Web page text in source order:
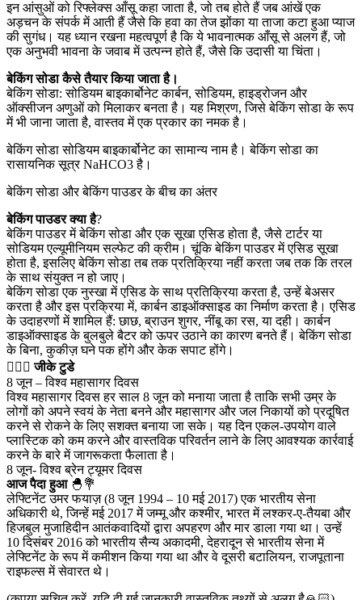
इन आंसुओं को रिफ्लेक्स आँसू कहा जाता है, जो तब होते हैं जब आंखें एक
अड़चन के संपर्क में आती हैं जैसे कि हवा का तेज झोंका या ताजा कटा हुआ प्याज
की सुगंध। यह ध्यान रखना महत्वपूर्ण है कि ये भावनात्मक आँसू से अलग हैं, जो
एक अनुभवी भावना के जवाब में उत्पन्न होते हैं, जैसे कि उदासी या चिंता।
बेकिंग सोडा कैसे तैयार किया जाता है।
बेकिंग सोडा: सोडियम बाइकार्बोनेट कार्बन, सोडियम, हाइड्रोजन और
ऑक्सीजन अणुओं को मिलाकर बनता है। यह मिश्रण, जिसे बेकिंग सोडा के रूप
में भी जाना जाता है, वास्तव में एक प्रकार का नमक है।
बेकिंग सोडा सोडियम बाइकार्बोनेट का सामान्य नाम है। बेकिंग सोडा का
रासायनिक सूत्र NaHCO3 है।
बेकिंग सोडा और बेकिंग पाउडर के बीच का अंतर
बेकिंग पाउडर क्या है?
बेकिंग पाउडर में बेकिंग सोडा और एक सूखा एसिड होता है, जैसे टार्टर या
सोडियम एल्यूमीनियम सल्फेट की क्रीम। चूंकि बेकिंग पाउडर में एसिड सूखा
होता है, इसलिए बेकिंग सोडा तब तक प्रतिक्रिया नहीं करता जब तक कि तरल
के साथ संयुक्त न हो जाए।
बेकिंग सोडा एक नुस्खा में एसिड के साथ प्रतिक्रिया करता है, उन्हें बेअसर
करता है और इस प्रक्रिया में, कार्बन डाइऑक्साइड का निर्माण करता है। एसिड
के उदाहरणों में शामिल हैं: छाछ, ब्राउन शुगर, नींबू का रस, या दही। कार्बन
डाइऑक्साइड के बुलबुले बैटर को ऊपर उठाने का कारण बनते हैं। बेकिंग सोडा
के बिना, कुकीज़ घने पक होंगे और केक सपाट होंगे।
💁🏻‍♂‍जीके टुडे
8 जून – विश्व महासागर दिवस
विश्व महासागर दिवस हर साल 8 जून को मनाया जाता है ताकि सभी उम्र के
लोगों को अपने स्वयं के नेता बनने और महासागर और जल निकायों को प्रदूषित
करने से रोकने के लिए सशक्त बनाया जा सके। यह दिन एकल-उपयोग वाले
प्लास्टिक को कम करने और वास्तविक परिवर्तन लाने के लिए आवश्यक कार्रवाई
करने के बारे में जागरूकता फैलाता है।
8 जून- विश्व ब्रेन ट्यूमर दिवस
आज पैदा हुआ🐣💐
लेफ्टिनेंट उमर फयाज़ (8 जून 1994 – 10 मई 2017) एक भारतीय सेना
अधिकारी थे, जिन्हें मई 2017 में जम्मू और कश्मीर, भारत में लश्कर-ए-तैयबा और
हिजबुल मुजाहिदीन आतंकवादियों द्वारा अपहरण और मार डाला गया था। उन्हें
10 दिसंबर 2016 को भारतीय सैन्य अकादमी, देहरादून से भारतीय सेना में
लेफ्टिनेंट के रूप में कमीशन किया गया था और वे दूसरी बटालियन, राजपूताना
राइफल्स में सेवारत थे।